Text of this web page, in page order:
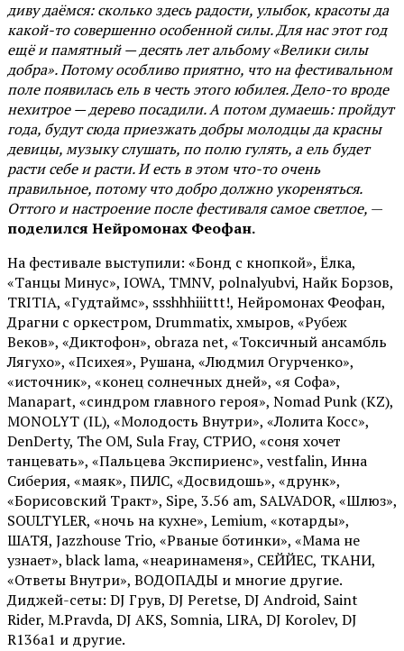
диву даёмся: сколько здесь радости, улыбок, красоты да
какой-то совершенно особенной силы. Для нас этот год
ещё и памятный — десять лет альбому «Велики силы
добра». Потому особливо приятно, что на фестивальном
поле появилась ель в честь этого юбилея. Дело-то вроде
нехитрое — дерево посадили. А потом думаешь: пройдут
года, будут сюда приезжать добры молодцы да красны
девицы, музыку слушать, по полю гулять, а ель будет
расти себе и расти. И есть в этом что-то очень
правильное, потому что добро должно укореняться.
Оттого и настроение после фестиваля самое светлое, —
поделился Нейромонах Феофан.
На фестивале выступили: «Бонд с кнопкой», Ёлка,
«Танцы Минус», IOWA, TMNV, polnalyubvi, Найк Борзов,
TRITIA, «Гудтаймс», ssshhhiiittt!, Нейромонах Феофан,
Драгни с оркестром, Drummatix, хмыров, «Рубеж
Веков», «Диктофон», obraza net, «Токсичный ансамбль
Лягухо», «Психея», Рушана, «Людмил Огурченко»,
«источник», «конец солнечных дней», «я Софа»,
Manapart, «синдром главного героя», Nomad Punk (KZ),
MONOLYT (IL), «Молодость Внутри», «Лолита Косс»,
DenDerty, The OM, Sula Fray, СТРИО, «соня хочет
танцевать», «Пальцева Экспириенс», vestfalin, Инна
Сиберия, «маяк», ПИЛС, «Досвидошь», «друнк»,
«Борисовский Тракт», Sipe, 3.56 am, SALVADOR, «Шлюз»,
SOULTYLER, «ночь на кухне», Lemium, «котарды»,
ШАТЯ, Jazzhouse Trio, «Рваные ботинки», «Мама не
узнает», black lama, «неаринаменя», СЕЙЙЕС, ТКАНИ,
«Ответы Внутри», ВОДОПАДЫ и многие другие.
Диджей-сеты: DJ Грув, DJ Peretse, DJ Android, Saint
Rider, М.Pravda, DJ AKS, Somnia, LIRA, DJ Korolev, DJ
R136a1 и другие.